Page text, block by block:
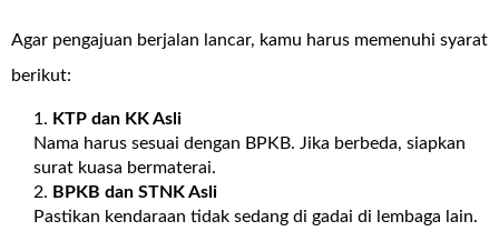
Agar pengajuan berjalan lancar, kamu harus memenuhi syarat
berikut:
KTP dan KK Asli
Nama harus sesuai dengan BPKB. Jika berbeda, siapkan
surat kuasa bermaterai.
BPKB dan STNK Asli
Pastikan kendaraan tidak sedang di gadai di lembaga lain.